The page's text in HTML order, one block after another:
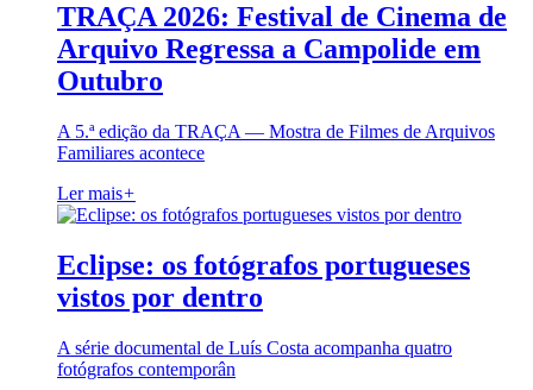
TRAÇA 2026: Festival de Cinema de
Arquivo Regressa a Campolide em
Outubro
A 5.ª edição da TRAÇA — Mostra de Filmes de Arquivos
Familiares acontece
Ler mais+
Eclipse: os fotógrafos portugueses
vistos por dentro
A série documental de Luís Costa acompanha quatro
fotógrafos contemporân